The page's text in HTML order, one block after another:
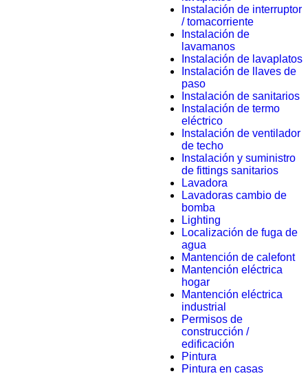
Instalación de interruptor
/ tomacorriente
Instalación de
lavamanos
Instalación de lavaplatos
Instalación de llaves de
paso
Instalación de sanitarios
Instalación de termo
eléctrico
Instalación de ventilador
de techo
Instalación y suministro
de fittings sanitarios
Lavadora
Lavadoras cambio de
bomba
Lighting
Localización de fuga de
agua
Mantención de calefont
Mantención eléctrica
hogar
Mantención eléctrica
industrial
Permisos de
construcción /
edificación
Pintura
Pintura en casas